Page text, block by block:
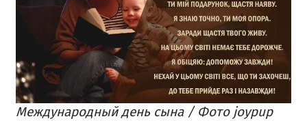
Международный день сына / Фото joypup